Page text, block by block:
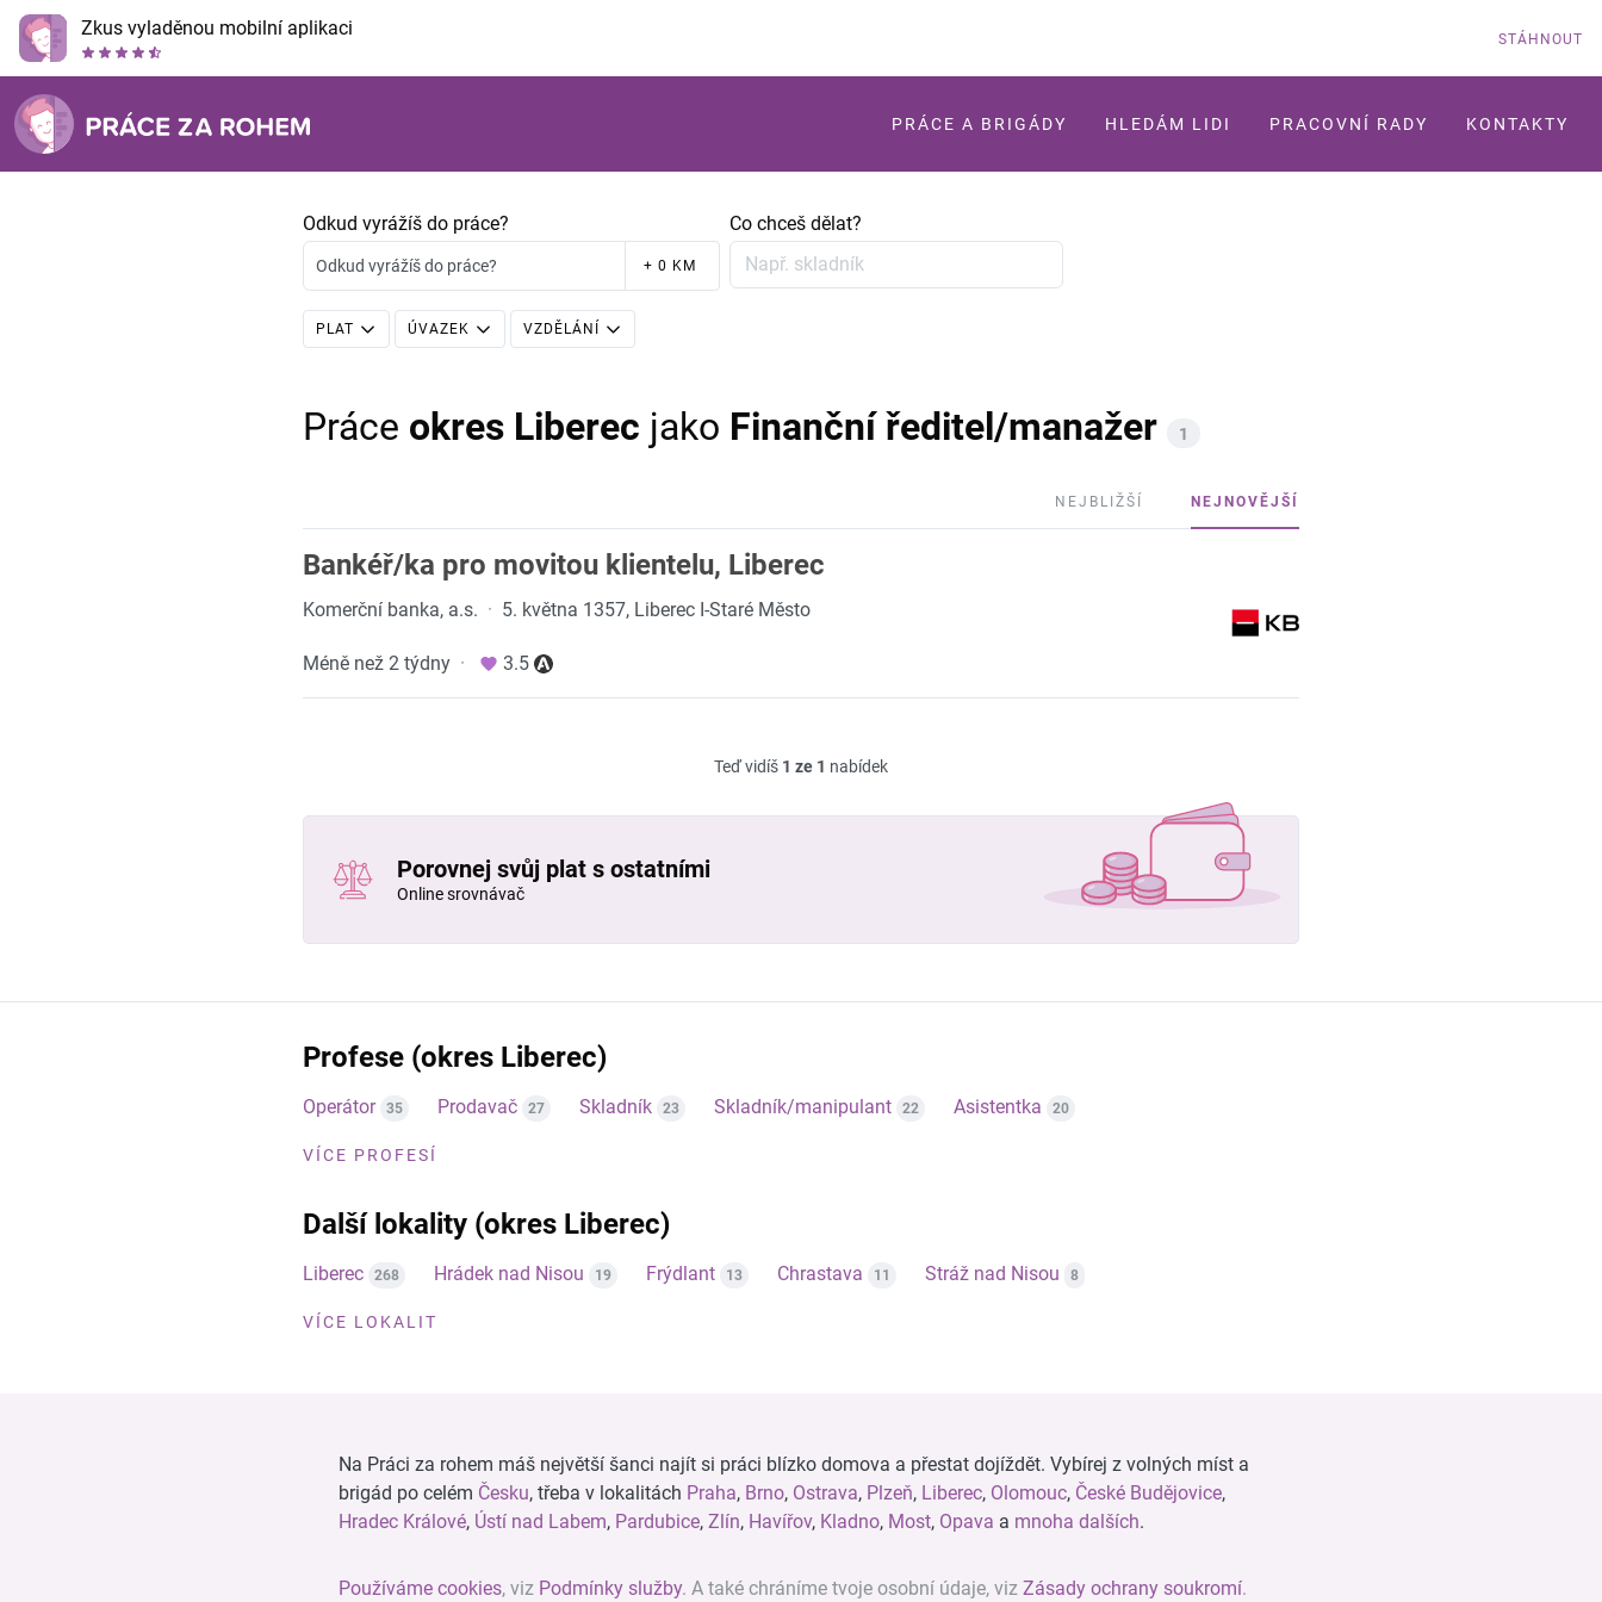
Zkus vyladěnou mobilní aplikaci STÁHNOUT
PRÁCE A BRIGÁDY HLEDÁM LIDI PRACOVNÍ RADY KONTAKTY
Odkud vyrážíš do práce?
Odkud vyrážíš do práce? + 0 KM
Co chceš dělat?
PLAT ÚVAZEK VZDĚLÁNÍ
Práce okres Liberec jako Finanční ředitel/manažer 1
NEJBLIŽŠÍ NEJNOVĚJŠÍ
Bankéř/ka pro movitou klientelu, Liberec
Komerční banka, a.s. · 5. května 1357, Liberec I-Staré Město
Méně než 2 týdny · 3.5
Teď vidíš 1 ze 1 nabídek
Porovnej svůj plat s ostatními
Online srovnávač
Profese (okres Liberec)
Operátor 35 Prodavač 27 Skladník 23 Skladník/manipulant 22 Asistentka 20
VÍCE PROFESÍ
Další lokality (okres Liberec)
Liberec 268 Hrádek nad Nisou 19 Frýdlant 13 Chrastava 11 Stráž nad Nisou 8
VÍCE LOKALIT
Na Práci za rohem máš největší šanci najít si práci blízko domova a přestat dojíždět. Vybírej z volných míst a
brigád po celém Česku, třeba v lokalitách Praha, Brno, Ostrava, Plzeň, Liberec, Olomouc, České Budějovice,
Hradec Králové, Ústí nad Labem, Pardubice, Zlín, Havířov, Kladno, Most, Opava a mnoha dalších.
Používáme cookies, viz Podmínky služby. A také chráníme tvoje osobní údaje, viz Zásady ochrany soukromí.